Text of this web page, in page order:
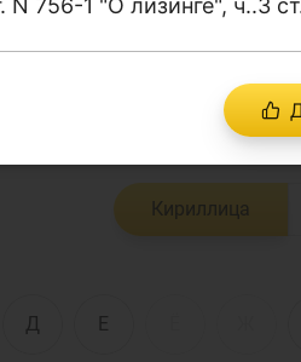
Кириллица
Д Е
N 756-1 "О лизинге", ч..3